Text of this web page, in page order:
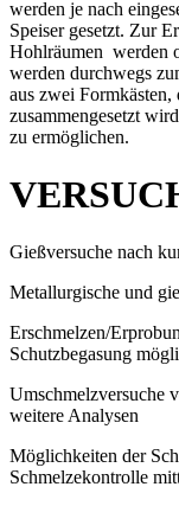
werden je nach
Speiser gesetzt. Zur
Hohlräumen werden
werden durchwegs
aus zwei
zusammengesetzt
zu ermöglichen.
Gießversuche nach
Metallurgische und
Erschmelzen/
Schutzbegasung
Umschmelzversuche
weitere Analysen
Möglichkeiten der
Schmelzekontrolle